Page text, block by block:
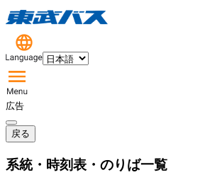
広告
戻る
系統・時刻表・のりば一覧